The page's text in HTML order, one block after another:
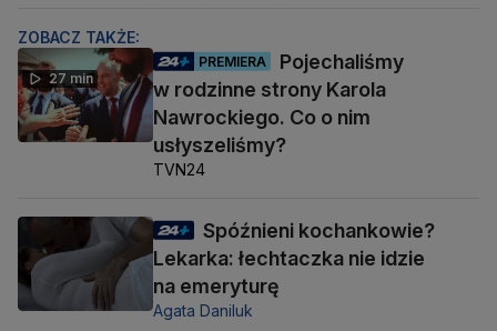
ZOBACZ TAKŻE:
27 min
PREMIERA
Pojechaliśmy
w rodzinne strony Karola
Nawrockiego. Co o nim
usłyszeliśmy?
TVN24
Spóźnieni kochankowie?
Lekarka: łechtaczka nie idzie
na emeryturę
Agata Daniluk